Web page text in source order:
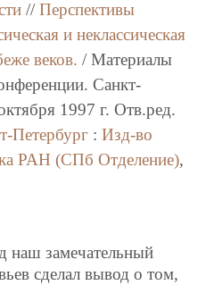
// Перспективы
и неклассическая
веков. / Материалы
Санкт-
1997 г. Отв.ред.
Петербург : Изд-во
РАН (СПб Отделение),
наш замечательный
сделал вывод о том,